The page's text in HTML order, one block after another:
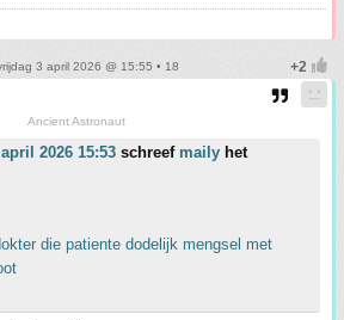
3 april 2026 @ 15:55 • 18
Ancient Astronaut
2026 15:53 schreef maily het
die patiente dodelijk mengsel met